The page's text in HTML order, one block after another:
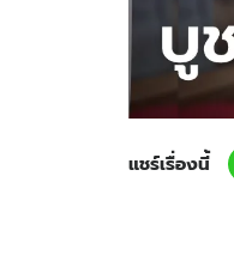
แชร์เรื่องนี้